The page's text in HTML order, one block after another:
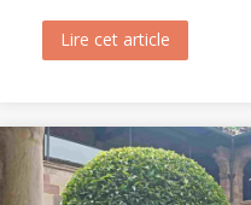
Lire cet article